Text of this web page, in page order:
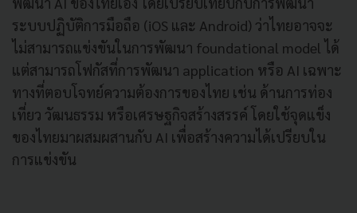
ระบบปฏิบัติการมือถือ (iOS และ Android) ว่าไทยอาจจะ
ไม่สามารถแข่งขันในการพัฒนา foundational model ได้
แต่สามารถโฟกัสที่การพัฒนา application หรือ AI เฉพาะ
ทางที่ตอบโจทย์ความต้องการของไทย เช่น ด้านการท่อง
เที่ยว วัฒนธรรม หรือเศรษฐกิจสร้างสรรค์ โดยใช้จุดแข็ง
ของไทยมาผสมผสานกับ AI เพื่อสร้างความได้เปรียบใน
การแข่งขัน